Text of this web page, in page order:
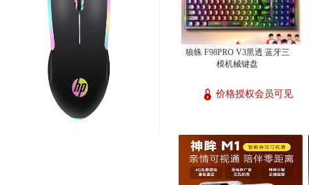
狼蛛 F98PRO V3黑透 蓝牙三
模机械键盘
价格授权会员可见